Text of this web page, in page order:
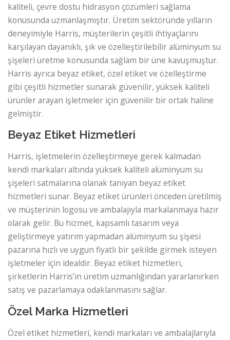
kaliteli, çevre dostu hidrasyon çözümleri sağlama
konusunda uzmanlaşmıştır. Üretim sektöründe yılların
deneyimiyle Harris, müşterilerin çeşitli ihtiyaçlarını
karşılayan dayanıklı, şık ve özelleştirilebilir alüminyum su
şişeleri üretme konusunda sağlam bir üne kavuşmuştur.
Harris ayrıca beyaz etiket, özel etiket ve özelleştirme
gibi çeşitli hizmetler sunarak güvenilir, yüksek kaliteli
ürünler arayan işletmeler için güvenilir bir ortak haline
gelmiştir.
Beyaz Etiket Hizmetleri
Harris, işletmelerin özelleştirmeye gerek kalmadan
kendi markaları altında yüksek kaliteli alüminyum su
şişeleri satmalarına olanak tanıyan beyaz etiket
hizmetleri sunar. Beyaz etiket ürünleri önceden üretilmiş
ve müşterinin logosu ve ambalajıyla markalanmaya hazır
olarak gelir. Bu hizmet, kapsamlı tasarım veya
geliştirmeye yatırım yapmadan alüminyum su şişesi
pazarına hızlı ve uygun fiyatlı bir şekilde girmek isteyen
işletmeler için idealdir. Beyaz etiket hizmetleri,
şirketlerin Harris’in üretim uzmanlığından yararlanırken
satış ve pazarlamaya odaklanmasını sağlar.
Özel Marka Hizmetleri
Özel etiket hizmetleri, kendi markaları ve ambalajlarıyla